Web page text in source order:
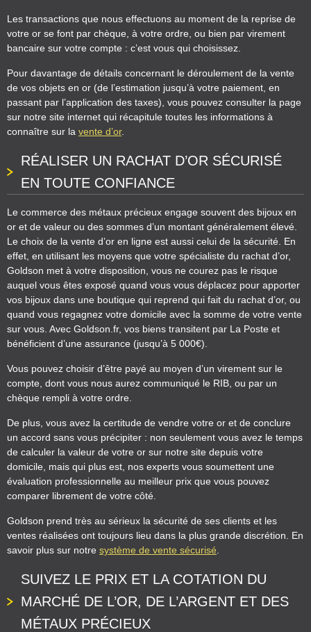
Les transactions que nous effectuons au moment de la reprise de
votre or se font par chèque, à votre ordre, ou bien par virement
bancaire sur votre compte : c’est vous qui choisissez.
Pour davantage de détails concernant le déroulement de la vente
de vos objets en or (de l’estimation jusqu’à votre paiement, en
passant par l’application des taxes), vous pouvez consulter la page
sur notre site internet qui récapitule toutes les informations à
connaître sur la vente d’or.
RÉALISER UN RACHAT D’OR SÉCURISÉ
EN TOUTE CONFIANCE
Le commerce des métaux précieux engage souvent des bijoux en
or et de valeur ou des sommes d’un montant généralement élevé.
Le choix de la vente d’or en ligne est aussi celui de la sécurité. En
effet, en utilisant les moyens que votre spécialiste du rachat d’or,
Goldson met à votre disposition, vous ne courez pas le risque
auquel vous êtes exposé quand vous vous déplacez pour apporter
vos bijoux dans une boutique qui reprend qui fait du rachat d’or, ou
quand vous regagnez votre domicile avec la somme de votre vente
sur vous. Avec Goldson.fr, vos biens transitent par La Poste et
bénéficient d’une assurance (jusqu’à 5 000€).
Vous pouvez choisir d’être payé au moyen d’un virement sur le
compte, dont vous nous aurez communiqué le RIB, ou par un
chèque rempli à votre ordre.
De plus, vous avez la certitude de vendre votre or et de conclure
un accord sans vous précipiter : non seulement vous avez le temps
de calculer la valeur de votre or sur notre site depuis votre
domicile, mais qui plus est, nos experts vous soumettent une
évaluation professionnelle au meilleur prix que vous pouvez
comparer librement de votre côté.
Goldson prend très au sérieux la sécurité de ses clients et les
ventes réalisées ont toujours lieu dans la plus grande discrétion. En
savoir plus sur notre système de vente sécurisé
SUIVEZ LE PRIX ET LA COTATION DU
MARCHÉ DE L’OR, DE L’ARGENT ET DES
MÉTAUX PRÉCIEUX